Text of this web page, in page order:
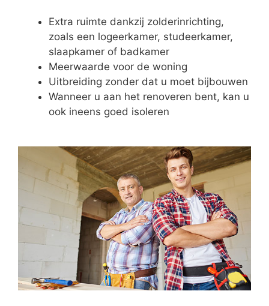
Extra ruimte dankzij zolderinrichting,
zoals een logeerkamer, studeerkamer,
slaapkamer of badkamer
Meerwaarde voor de woning
Uitbreiding zonder dat u moet bijbouwen
Wanneer u aan het renoveren bent, kan u
ook ineens goed isoleren